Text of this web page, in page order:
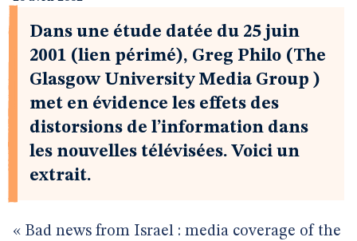
Dans une étude datée du 25 juin
2001 (lien périmé), Greg Philo (The
Glasgow University Media Group )
met en évidence les effets des
distorsions de l’information dans
les nouvelles télévisées. Voici un
extrait.
« Bad news from Israel : media coverage of the